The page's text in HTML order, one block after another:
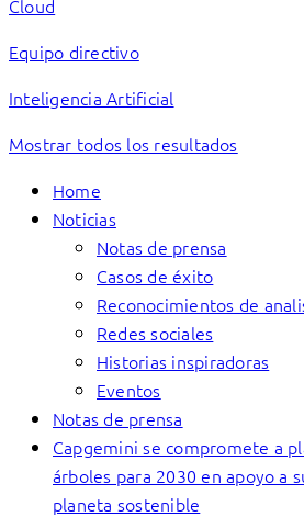
Cloud
Equipo directivo
Inteligencia Artificial
Mostrar todos los resultados
Home
Noticias
Notas de prensa
Casos de éxito
Reconocimientos de
Redes sociales
Historias inspiradoras
Eventos
Notas de prensa
Capgemini se compromete a
árboles para 2030 en apoyo a
planeta sostenible